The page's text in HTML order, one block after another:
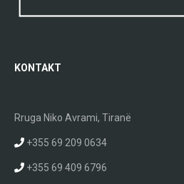
KONTAKT
Rruga Niko Avrami, Tiranë
+355 69 209 0634
+355 69 409 6796